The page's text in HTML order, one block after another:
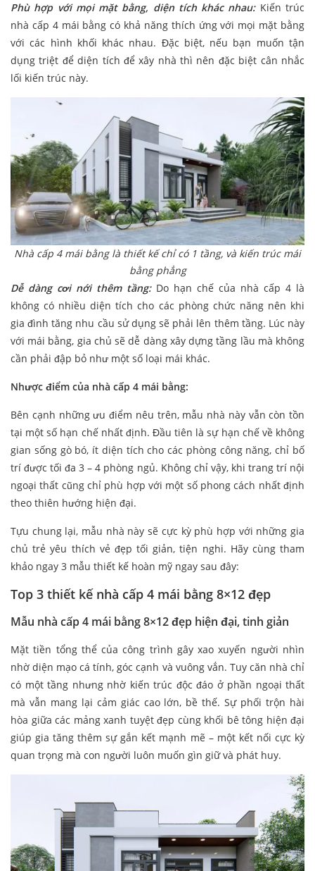
Phù hợp với mọi mặt bằng, diện tích khác nhau: Kiến trúc
nhà cấp 4 mái bằng có khả năng thích ứng với mọi mặt bằng
với các hình khối khác nhau. Đặc biệt, nếu bạn muốn tận
dụng triệt để diện tích để xây nhà thì nên đặc biệt cân nhắc
lối kiến trúc này.
Nhà cấp 4 mái bằng là thiết kế chỉ có 1 tầng, và kiến trúc mái
bằng phẳng
Dễ dàng cơi nới thêm tầng: Do hạn chế của nhà cấp 4 là
không có nhiều diện tích cho các phòng chức năng nên khi
gia đình tăng nhu cầu sử dụng sẽ phải lên thêm tầng. Lúc này
với mái bằng, gia chủ sẽ dễ dàng xây dựng tầng lầu mà không
cần phải đập bỏ như một số loại mái khác.
Nhược điểm của nhà cấp 4 mái bằng:
Bên cạnh những ưu điểm nêu trên, mẫu nhà này vẫn còn tồn
tại một số hạn chế nhất định. Đầu tiên là sự hạn chế về không
gian sống gò bó, ít diện tích cho các phòng công năng, chỉ bố
trí được tối đa 3 – 4 phòng ngủ. Không chỉ vậy, khi trang trí nội
ngoại thất cũng chỉ phù hợp với một số phong cách nhất định
theo thiên hướng hiện đại.
Tựu chung lại, mẫu nhà này sẽ cực kỳ phù hợp với những gia
chủ trẻ yêu thích vẻ đẹp tối giản, tiện nghi. Hãy cùng tham
khảo ngay 3 mẫu thiết kế hoàn mỹ ngay sau đây:
Top 3 thiết kế nhà cấp 4 mái bằng 8×12 đẹp
Mẫu nhà cấp 4 mái bằng 8×12 đẹp hiện đại, tinh giản
Mặt tiền tổng thể của công trình gây xao xuyến người nhìn
nhờ diện mạo cá tính, góc cạnh và vuông vắn. Tuy căn nhà chỉ
có một tầng nhưng nhờ kiến trúc độc đáo ở phần ngoại thất
mà vẫn mang lại cảm giác cao lớn, bề thế. Sự phối trộn hài
hòa giữa các mảng xanh tuyệt đẹp cùng khối bê tông hiện đại
giúp gia tăng thêm sự gắn kết mạnh mẽ – một kết nối cực kỳ
quan trọng mà con người luôn muốn gìn giữ và phát huy.